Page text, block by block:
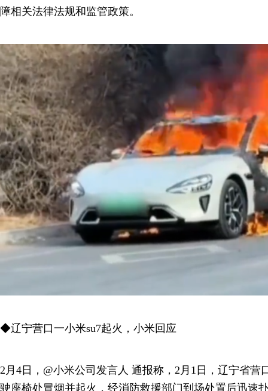
障相关法律法规和监管政策。
◆辽宁营口一小米su7起火，小米回应
2月4日，@小米公司发言人 通报称，2月1日，辽宁省营
驶座椅处冒烟并起火，经消防救援部门到场处置后迅速